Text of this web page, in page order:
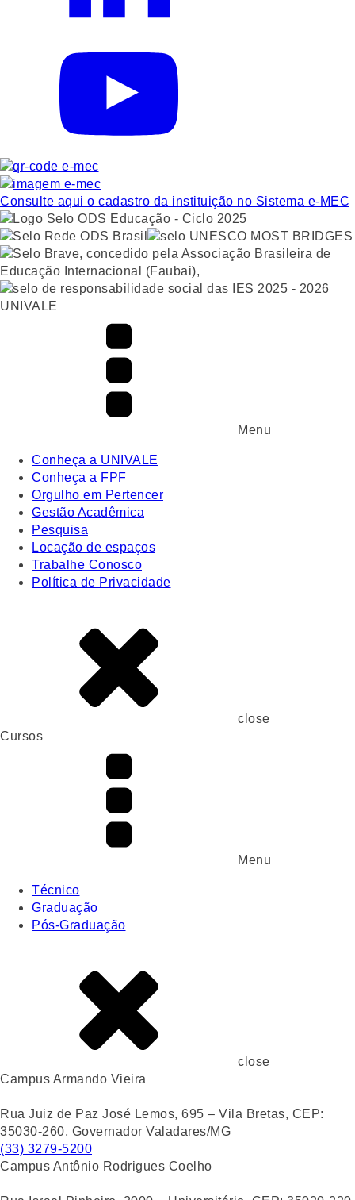
Consulte aqui o cadastro da instituição no Sistema e-MEC
UNIVALE
Menu
Conheça a UNIVALE
Conheça a FPF
Orgulho em Pertencer
Gestão Acadêmica
Pesquisa
Locação de espaços
Trabalhe Conosco
Política de Privacidade
close
Cursos
Menu
Técnico
Graduação
Pós-Graduação
close
Campus Armando Vieira
Rua Juiz de Paz José Lemos, 695 – Vila Bretas, CEP:
35030-260, Governador Valadares/MG
(33) 3279-5200
Campus Antônio Rodrigues Coelho